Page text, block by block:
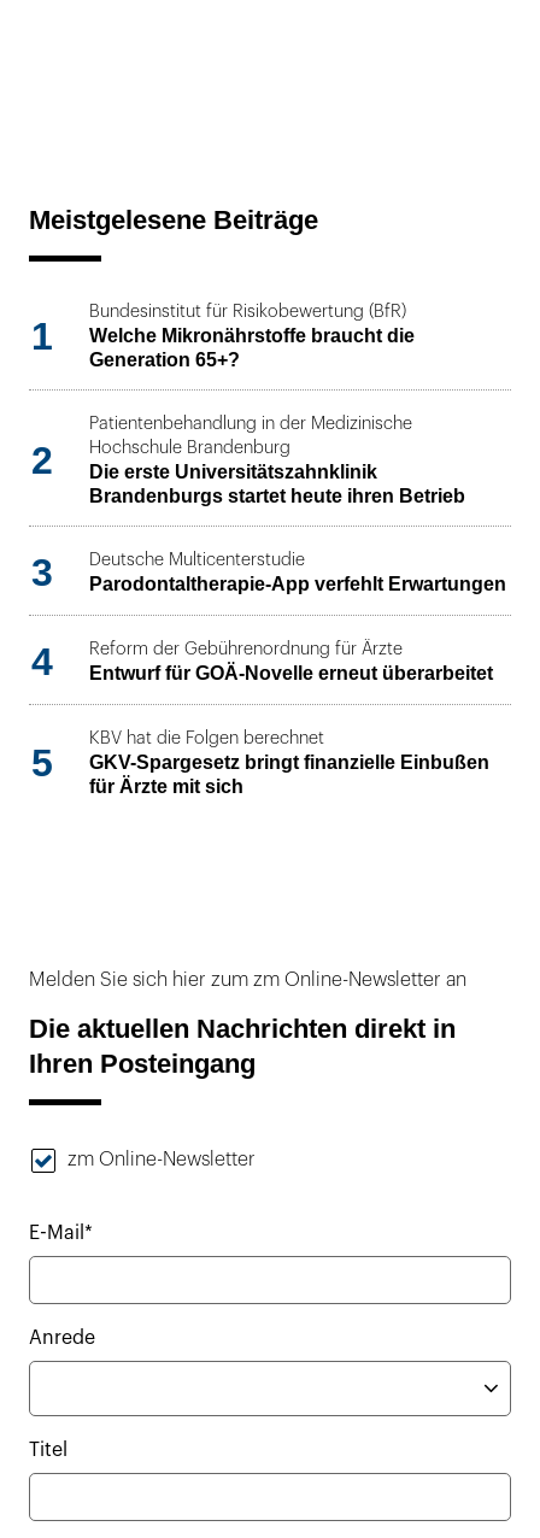
Meistgelesene Beiträge
1
Bundesinstitut für Risikobewertung (BfR)
Welche Mikronährstoffe braucht die
Generation 65+?
2
Patientenbehandlung in der Medizinische
Hochschule Brandenburg
Die erste Universitätszahnklinik
Brandenburgs startet heute ihren Betrieb
3 Deutsche Multicenterstudie
Parodontaltherapie-App verfehlt Erwartungen
4 Reform der Gebührenordnung für Ärzte
Entwurf für GOÄ-Novelle erneut überarbeitet
5
KBV hat die Folgen berechnet
GKV-Spargesetz bringt finanzielle Einbußen
für Ärzte mit sich
Melden Sie sich hier zum zm Online-Newsletter an
Die aktuellen Nachrichten direkt in
Ihren Posteingang
zm Online-Newsletter
E-Mail*
Anrede
Titel